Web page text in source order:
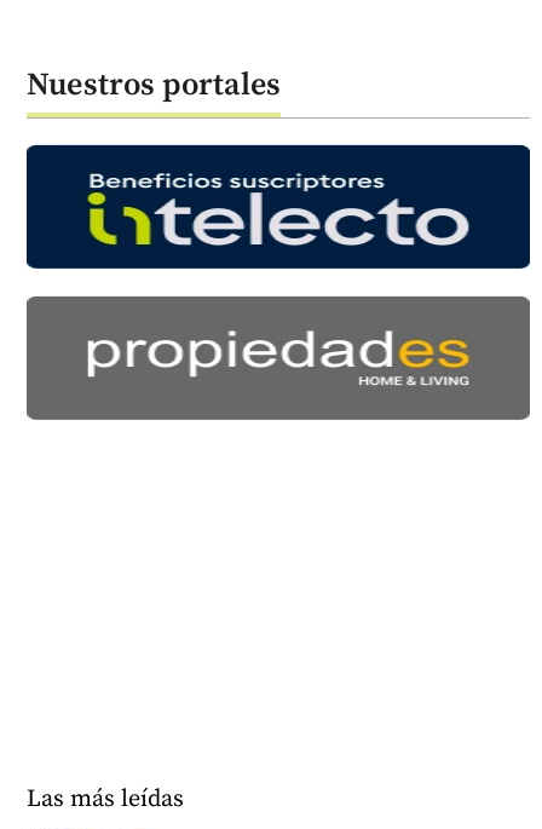
Nuestros portales
Las más leídas